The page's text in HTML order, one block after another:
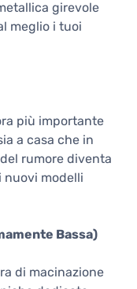
girevole
meglio i tuoi
più importante
a casa che in
rumore diventa
nuovi modelli
Bassa)
di macinazione